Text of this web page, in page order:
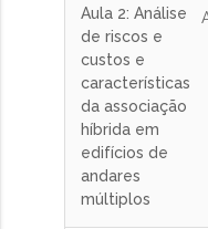
Aula 2: Análise
de riscos e
custos e
características
da associação
híbrida em
edifícios de
andares
múltiplos